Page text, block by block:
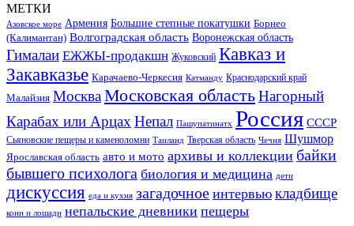
МЕТКИ
Азовское море Армения Большие степные покатушки Борнео
(Калимантан) Волгоградская область Воронежская область
Гималаи ЕЖЖЫ-продакшн Жуковский Кавказ и
Закавказье Карачаево-Черкесия Катманду Краснодарский край
Малайзия МоскваМосковская областьНагорный
Карабах или Арцах Непал Пашупатинатх Россия СССР
Сьяновские пещеры и каменоломни Таиланд Тверская область Чечня Шушмор
Ярославская область авто и мото архивы и коллекции байки
бывшего психолога биология и медицина дети
дискуссия еда и кухня загадочное интервью кладбище
кони и лошади непальские дневники пещеры